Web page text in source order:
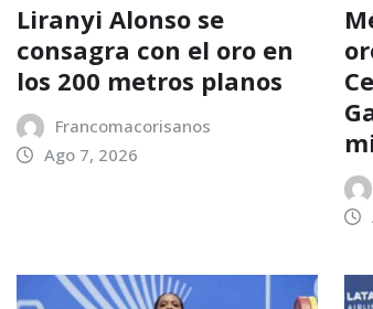
Liranyi Alonso se
consagra con el oro en
los 200 metros planos
Francomacorisanos
Ago 7, 2026